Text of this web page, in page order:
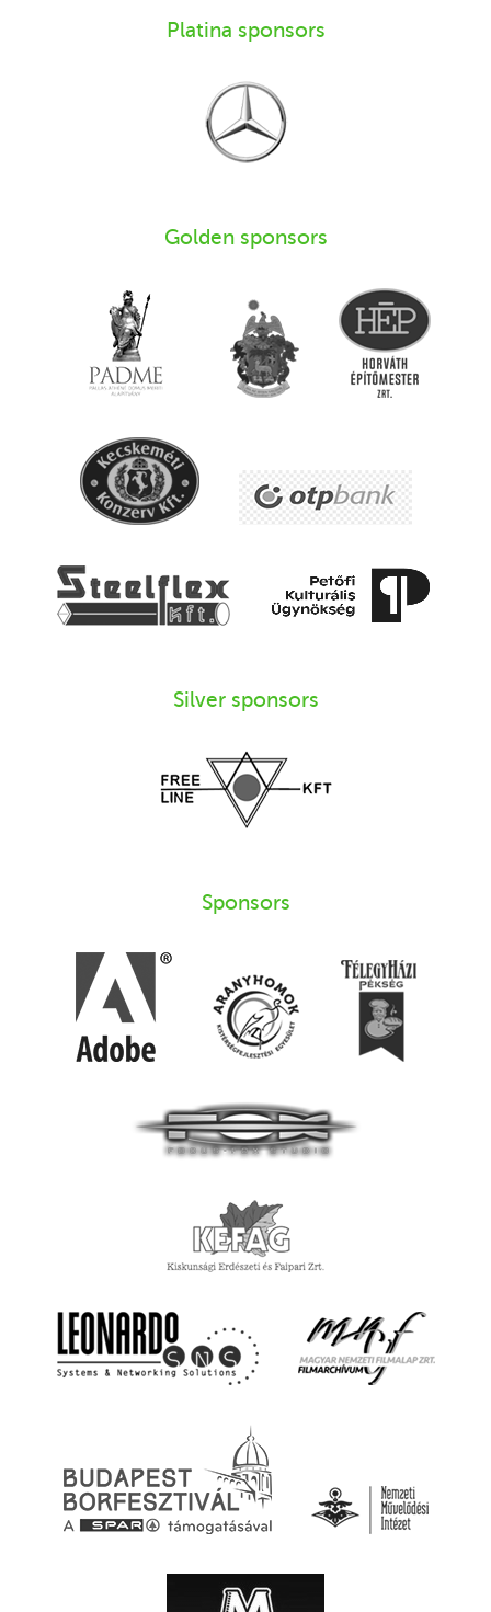
Platina sponsors
Golden sponsors
Silver sponsors
Sponsors